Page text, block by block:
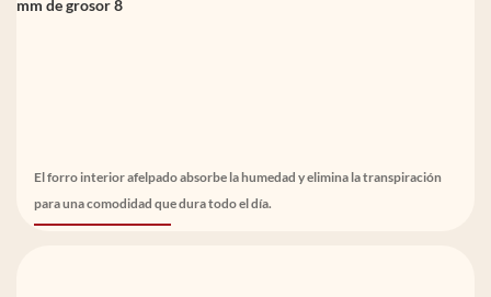
El forro interior afelpado absorbe la humedad y elimina la transpiración
para una comodidad que dura todo el día.